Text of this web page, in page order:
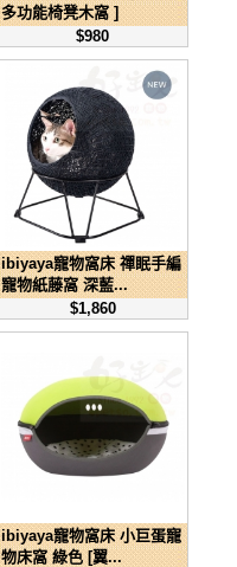
多功能椅凳木窩 ]
$980
ibiyaya寵物窩床 禪眠手編
寵物紙藤窩 深藍...
$1,860
ibiyaya寵物窩床 小巨蛋寵
物床窩 綠色 [翼...